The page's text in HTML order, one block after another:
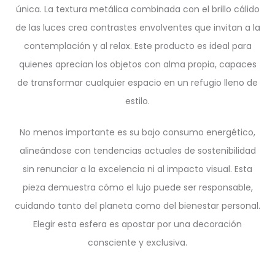
única. La textura metálica combinada con el brillo cálido
de las luces crea contrastes envolventes que invitan a la
contemplación y al relax. Este producto es ideal para
quienes aprecian los objetos con alma propia, capaces
de transformar cualquier espacio en un refugio lleno de
estilo.
No menos importante es su bajo consumo energético,
alineándose con tendencias actuales de sostenibilidad
sin renunciar a la excelencia ni al impacto visual. Esta
pieza demuestra cómo el lujo puede ser responsable,
cuidando tanto del planeta como del bienestar personal.
Elegir esta esfera es apostar por una decoración
consciente y exclusiva.